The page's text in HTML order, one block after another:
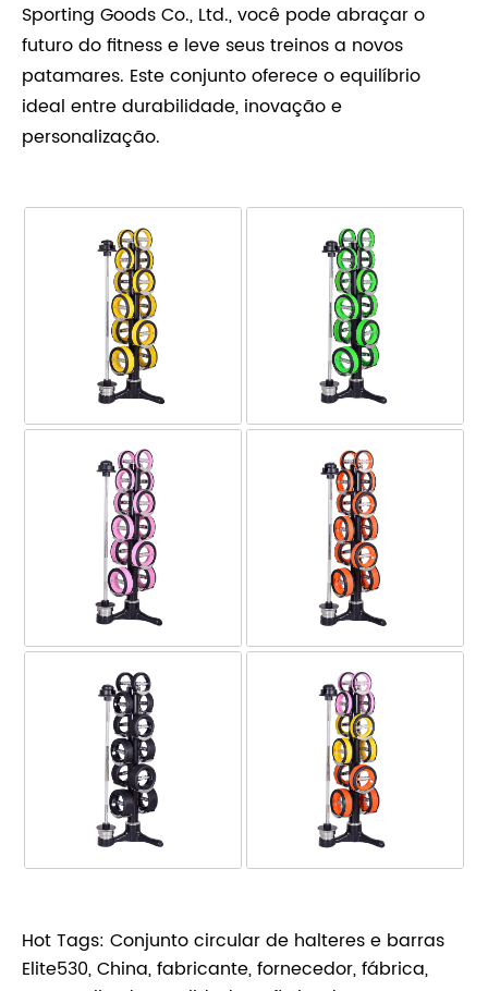
Sporting Goods Co., Ltd., você pode abraçar o
futuro do fitness e leve seus treinos a novos
patamares. Este conjunto oferece o equilíbrio
ideal entre durabilidade, inovação e
personalização.
Hot Tags: Conjunto circular de halteres e barras
Elite530, China, fabricante, fornecedor, fábrica,